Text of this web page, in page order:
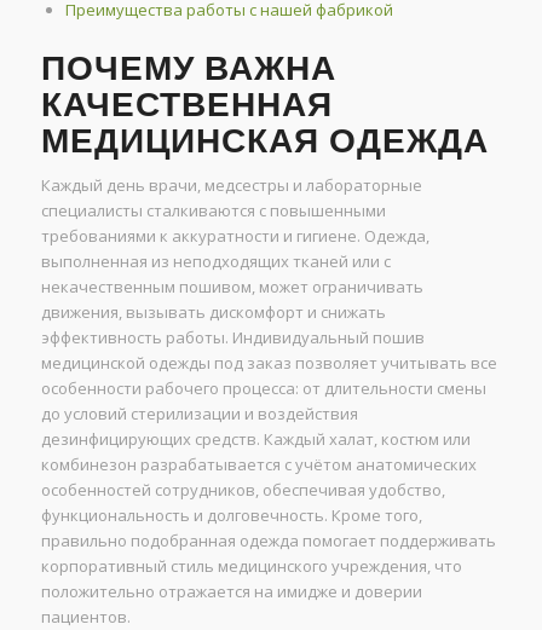
Преимущества работы с нашей фабрикой
ПОЧЕМУ ВАЖНА
КАЧЕСТВЕННАЯ
МЕДИЦИНСКАЯ ОДЕЖДА
Каждый день врачи, медсестры и лабораторные
специалисты сталкиваются с повышенными
требованиями к аккуратности и гигиене. Одежда,
выполненная из неподходящих тканей или с
некачественным пошивом, может ограничивать
движения, вызывать дискомфорт и снижать
эффективность работы. Индивидуальный пошив
медицинской одежды под заказ позволяет учитывать все
особенности рабочего процесса: от длительности смены
до условий стерилизации и воздействия
дезинфицирующих средств. Каждый халат, костюм или
комбинезон разрабатывается с учётом анатомических
особенностей сотрудников, обеспечивая удобство,
функциональность и долговечность. Кроме того,
правильно подобранная одежда помогает поддерживать
корпоративный стиль медицинского учреждения, что
положительно отражается на имидже и доверии
пациентов.